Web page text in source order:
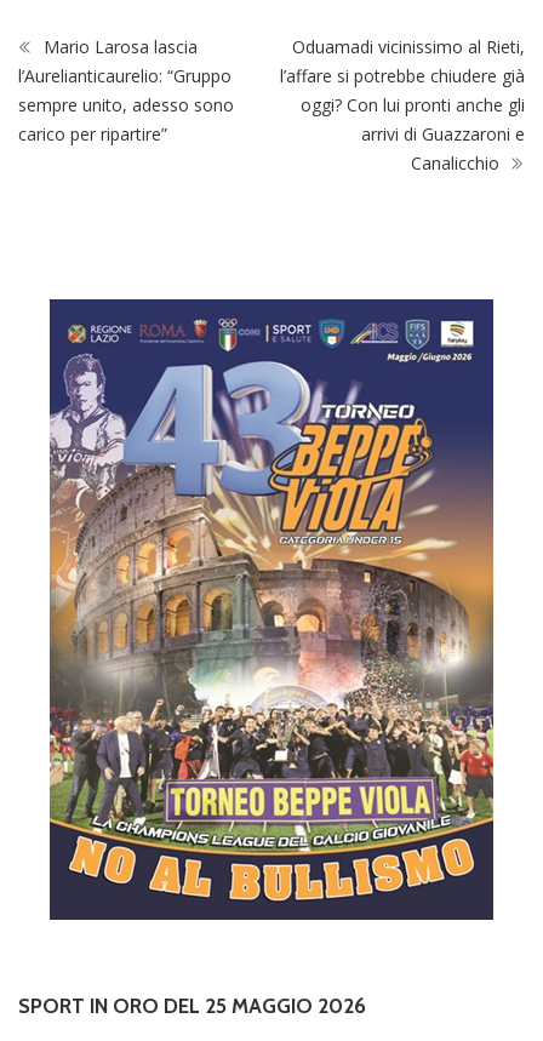
Mario Larosa lascia
l’Aurelianticaurelio: “Gruppo
sempre unito, adesso sono
carico per ripartire”
Oduamadi vicinissimo al Rieti,
l’affare si potrebbe chiudere già
oggi? Con lui pronti anche gli
arrivi di Guazzaroni e
Canalicchio
SPORT IN ORO DEL 25 MAGGIO 2026